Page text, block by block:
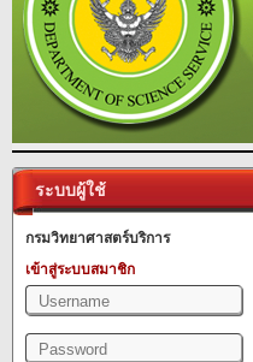
ระบบผู้ใช้
กรมวิทยาศาสตร์บริการ
เข้าสู่ระบบสมาชิก